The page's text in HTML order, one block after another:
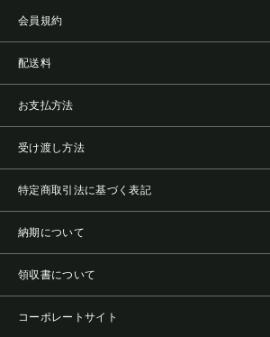
会員規約
配送料
お支払方法
受け渡し方法
特定商取引法に基づく表記
納期について
領収書について
コーポレートサイト